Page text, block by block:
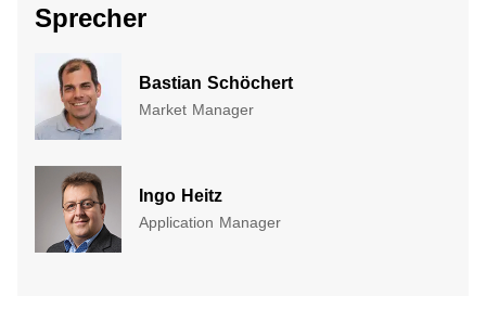
Sprecher
Bastian Schöchert
Market Manager
Ingo Heitz
Application Manager